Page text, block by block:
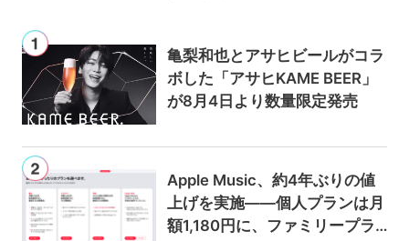
亀梨和也とアサヒビールがコラ
ボした「アサヒKAME BEER」
が8月4日より数量限定発売
Apple Music、約4年ぶりの値
上げを実施——個人プランは月
額1,180円に、ファミリープラ